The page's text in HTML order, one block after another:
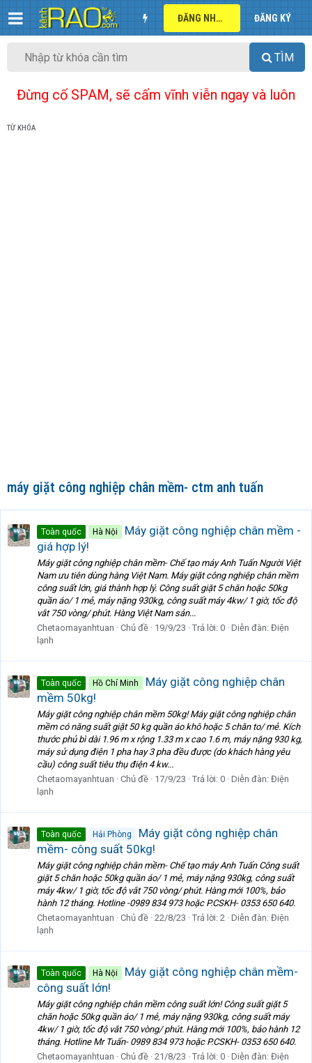
ĐĂNG NHẬP ĐĂNG KÝ
TÌM
Đừng cố SPAM, sẽ cấm vĩnh viễn ngay và luôn
TỪ KHÓA
máy giặt công nghiệp chân mềm- ctm anh tuấn
Toàn quốc Hà Nội
Máy giặt công nghiệp chân mềm -
giá hợp lý!
Máy giặt công nghiệp chân mềm- Chế tạo máy Anh Tuấn Người Việt
Nam ưu tiên dùng hàng Việt Nam. Máy giặt công nghiệp chân mềm
công suất lớn, giá thành hợp lý. Công suất giặt 5 chăn hoặc 50kg
quần áo/ 1 mẻ, máy nặng 930kg, công suất máy 4kw/ 1 giờ, tốc độ
vắt 750 vòng/ phút. Hàng Việt Nam sản...
Chetaomayanhtuan
Chủ đề 19/9/23 Trả lời: 0 Diễn đàn: Điện
lạnh
Toàn quốc Hồ Chí Minh
Máy giặt công nghiệp chân
mềm 50kg!
Máy giặt công nghiệp chân mềm 50kg! Máy giặt công nghiệp chân
mềm có năng suất giặt 50 kg quần áo khô hoặc 5 chăn to/ mẻ. Kích
thước phủ bì dài 1.96 m x rộng 1.33 m x cao 1.6 m, máy nặng 930 kg,
máy sử dụng điện 1 pha hay 3 pha đều được (do khách hàng yêu
cầu) công suất tiêu thụ điện 4 kw...
Chetaomayanhtuan
Chủ đề 17/9/23 Trả lời: 0 Diễn đàn: Điện
lạnh
Toàn quốc Hải Phòng
Máy giặt công nghiệp chân
mềm- công suất 50kg!
Máy giặt công nghiệp chân mềm- Chế tạo máy Anh Tuấn Công suất
giặt 5 chăn hoặc 50kg quần áo/ 1 mẻ, máy nặng 930kg, công suất
máy 4kw/ 1 giờ, tốc độ vắt 750 vòng/ phút. Hàng mới 100%, bảo
hành 12 tháng. Hotline -0989 834 973 hoặc P.CSKH- 0353 650 640.
Chetaomayanhtuan
Chủ đề 22/8/23 Trả lời: 2 Diễn đàn: Điện
lạnh
Toàn quốc Hà Nội
Máy giặt công nghiệp chân mềm-
công suất lớn!
Máy giặt công nghiệp chân mềm công suất lớn! Công suất giặt 5
chăn hoặc 50kg quần áo/ 1 mẻ, máy nặng 930kg, công suất máy
4kw/ 1 giờ, tốc độ vắt 750 vòng/ phút. Hàng mới 100%, bảo hành 12
tháng. Hotline Mr Tuấn- 0989 834 973 hoặc P.CSKH- 0353 650 640.
Chetaomayanhtuan
Chủ đề 21/8/23 Trả lời: 0 Diễn đàn: Điện